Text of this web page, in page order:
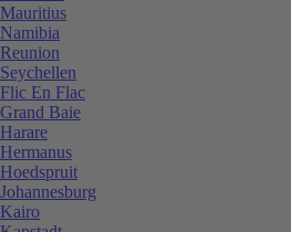
Mauritius
Namibia
Reunion
Seychellen
Flic En Flac
Grand Baie
Harare
Hermanus
Hoedspruit
Johannesburg
Kairo